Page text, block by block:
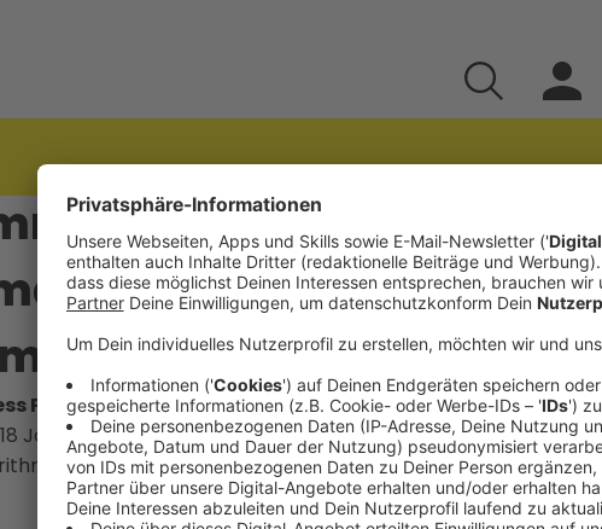
ohne Bauchgefühl
& KI mit Jan
Podcastssprechen wir mitJan Radanitsch,
Jahre E-Commerce-Praxis, datengetriebenes Advertising